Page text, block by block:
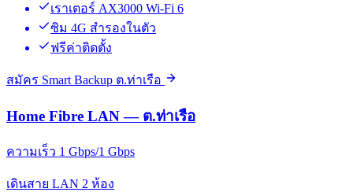
เราเตอร์ AX3000 Wi-Fi 6
ซิม 4G สำรองในตัว
ฟรีค่าติดตั้ง
สมัคร Smart Backup ต.ท่าเรือ
Home Fibre LAN — ต.ท่าเรือ
ความเร็ว 1 Gbps/1 Gbps
เดินสาย LAN 2 ห้อง